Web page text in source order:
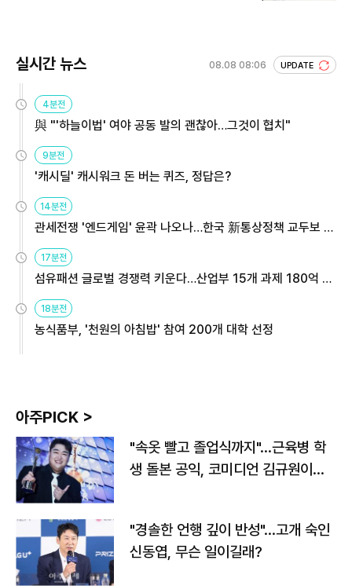
실시간 뉴스 08.08 08:06 UPDATE
4분전
與 "'하늘이법' 여야 공동 발의 괜찮아…그것이 협치"
9분전
'캐시딜' 캐시워크 돈 버는 퀴즈, 정답은?
14분전
관세전쟁 '엔드게임' 윤곽 나오나…한국 新통상정책 교두보 활
17분전
섬유패션 글로벌 경쟁력 키운다…산업부 15개 과제 180억 지
18분전
농식품부, '천원의 아침밥' 참여 200개 대학 선정
아주PICK >
"속옷 빨고 졸업식까지"…근육병 학
생 돌본 공익, 코미디언 김규원이었
"경솔한 언행 깊이 반성"…고개 숙인
신동엽, 무슨 일이길래?